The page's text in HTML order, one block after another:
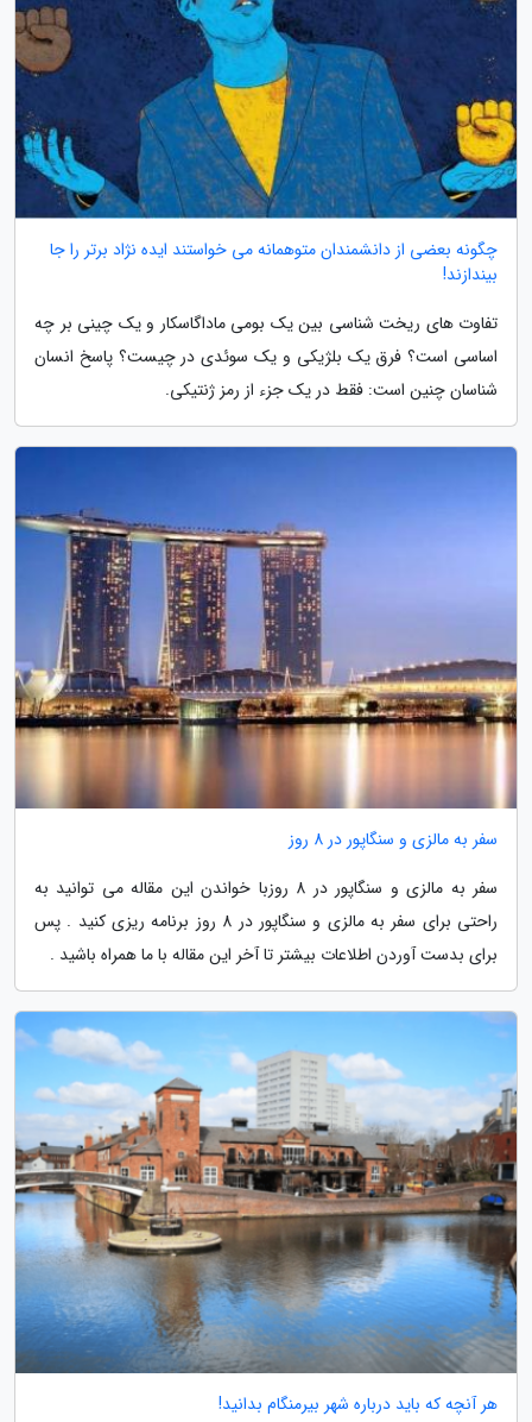
چگونه بعضی از دانشمندان متوهمانه می خواستند ایده نژاد برتر را جا
بیندازند!
تفاوت های ریخت شناسی بین یک بومی ماداگاسکار و یک چینی بر چه
اساسی است؟ فرق یک بلژیکی و یک سوئدی در چیست؟ پاسخ انسان
شناسان چنین است: فقط در یک جزء از رمز ژنتیکی.
سفر به مالزی و سنگاپور در 8 روز
سفر به مالزی و سنگاپور در 8 روزبا خواندن این مقاله می توانید به
راحتی برای سفر به مالزی و سنگاپور در 8 روز برنامه ریزی کنید . پس
برای بدست آوردن اطلاعات بیشتر تا آخر این مقاله با ما همراه باشید .
هر آنچه که باید درباره شهر بیرمنگام بدانید!